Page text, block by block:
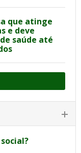
que atinge
e deve
saúde até